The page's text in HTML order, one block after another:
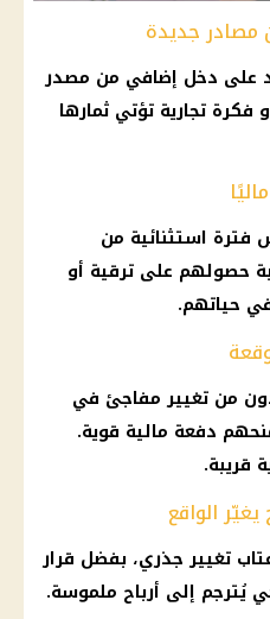
على دخل إضافي من مصدر
فكرة تجارية تؤتي ثمارها
فترة استثنائية من
حصولهم على ترقية أو
حياتهم.
من تغيير مفاجئ في
دفعة مالية قوية.
قريبة.
تغيير جذري، بفضل قرار
يُترجم إلى أرباح ملموسة.